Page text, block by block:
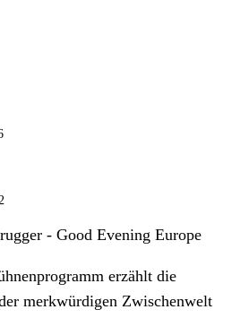
- Good Evening Europe
erzählt die
merkwürdigen Zwischenwelt